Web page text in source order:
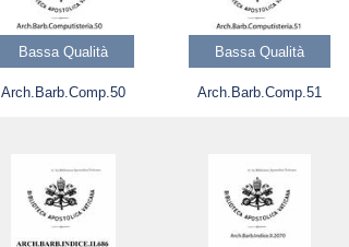
Bassa Qualità
Arch.Barb.Comp.50
Bassa Qualità
Arch.Barb.Comp.51